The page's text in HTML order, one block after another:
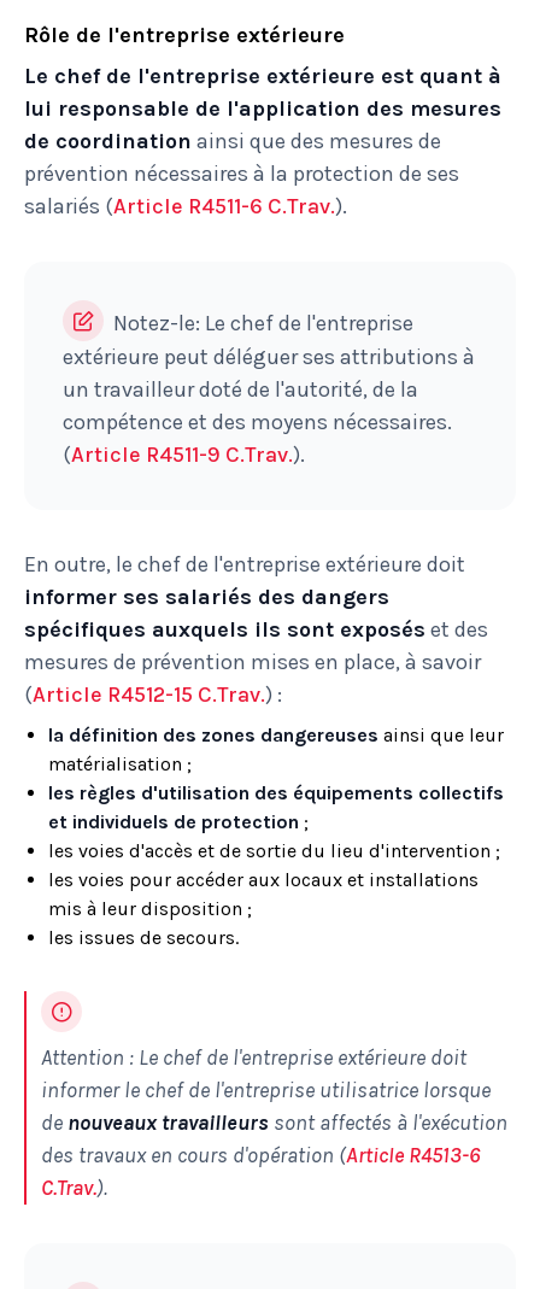
Rôle de l'entreprise extérieure
Le chef de l'entreprise extérieure est quant à
lui responsable de l'application des mesures
de coordination ainsi que des mesures de
prévention nécessaires à la protection de ses
salariés (Article R4511-6 C.Trav.).
Notez-le: Le chef de l'entreprise
extérieure peut déléguer ses attributions à
un travailleur doté de l'autorité, de la
compétence et des moyens nécessaires.
(Article R4511-9 C.Trav.).
En outre, le chef de l'entreprise extérieure doit
informer ses salariés des dangers
spécifiques auxquels ils sont exposés et des
mesures de prévention mises en place, à savoir
(Article R4512-15 C.Trav.) :
la définition des zones dangereuses ainsi que leur
matérialisation ;
les règles d'utilisation des équipements collectifs
et individuels de protection ;
les voies d'accès et de sortie du lieu d'intervention ;
les voies pour accéder aux locaux et installations
mis à leur disposition ;
les issues de secours.
Attention : Le chef de l'entreprise extérieure doit
informer le chef de l'entreprise utilisatrice lorsque
de nouveaux travailleurs sont affectés à l'exécution
des travaux en cours d'opération (Article R4513-6
C.Trav.).